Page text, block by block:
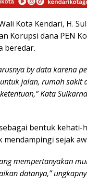
Kota Kendari, H.
Korupsi dana PEN
beredar.
by data karena
jalan, rumah sakit
Kata
bentuk kehati-
sejak
mempertanyakan
datanya,”